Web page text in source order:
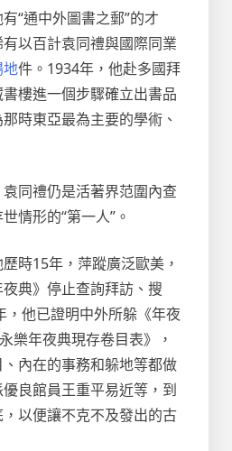
“通中外圖書之郵”的才
以百計袁同禮與國際同業
地件。1934年，他赴多國拜
樓進一個步驟確立出書品
時東亞最為主要的學術、
同禮仍是活著界范圍內查
情形的“第一人”。
時15年，萍蹤廣泛歐美，
典》停止查詢拜訪、搜
，他已證明中外所躲《年夜
樂年夜典現存卷目表》，
內在的事務和躲地等都做
良館員王重平易近等，到
以便讓不克不及發出的古